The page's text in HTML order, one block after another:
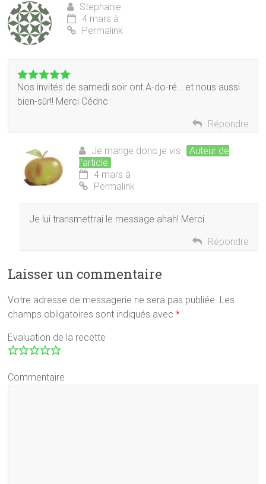
Stephanie
4 mars à
Permalink
Nos invités de samedi soir ont A-do-ré… et nous aussi
bien-sûr!! Merci Cédric
Répondre
Je mange donc je vis
Auteur de
l’article
4 mars à
Permalink
Je lui transmettrai le message ahah! Merci
Répondre
Laisser un commentaire
Votre adresse de messagerie ne sera pas publiée. Les
champs obligatoires sont indiqués avec*
Evaluation de la recette
Commentaire